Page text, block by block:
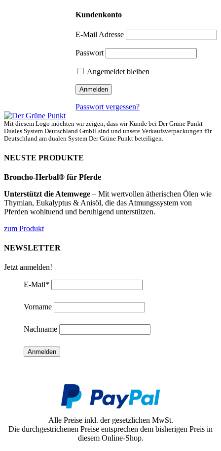
Kundenkonto
E-Mail Adresse
Passwort
Angemeldet bleiben
Passwort vergessen?
Mit diesem Logo möchten wir zeigen, dass wir Kunde bei Der Grüne Punkt –
Duales System Deutschland GmbH sind und unsere Verkaufsverpackungen für
Deutschland am dualen System Der Grüne Punkt beteiligen.
NEUSTE PRODUKTE
Broncho-Herbal® für Pferde
Unterstützt die Atemwege – Mit wertvollen ätherischen Ölen wie
Thymian, Eukalyptus & Anisöl, die das Atmungssystem von
Pferden wohltuend und beruhigend unterstützen.
zum Produkt
NEWSLETTER
Jetzt anmelden!
E-Mail*
Vorname
Nachname
Alle Preise inkl. der gesetzlichen MwSt.
Die durchgestrichenen Preise entsprechen dem bisherigen Preis in
diesem Online-Shop.